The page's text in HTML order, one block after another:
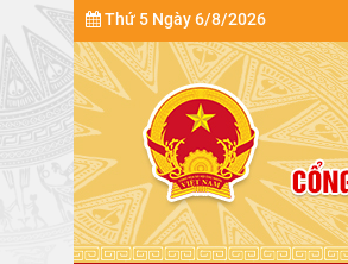
Thứ 5 Ngày 6/8/2026